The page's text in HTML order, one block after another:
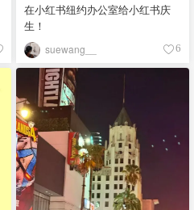
在小红书纽约办公室给小红书庆
生！
suewang__ 6